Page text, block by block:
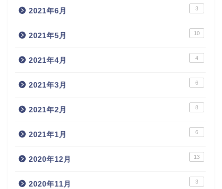
2021年6月 3
2021年5月 10
2021年4月 4
2021年3月 6
2021年2月 8
2021年1月 6
2020年12月 13
2020年11月 3